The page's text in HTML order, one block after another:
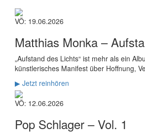
VÖ: 19.06.2026
Matthias Monka –
„Aufstand des Lichts“ ist mehr als ein
künstlerisches Manifest über Hoffnung,
▶ Jetzt reinhören
VÖ: 12.06.2026
Pop Schlager –Vol. 1